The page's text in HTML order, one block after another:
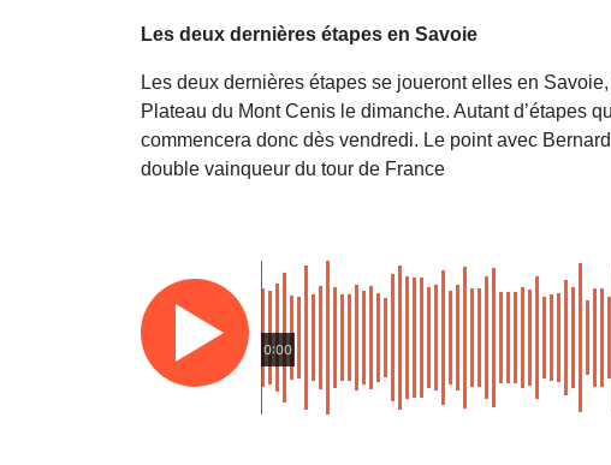
Les deux dernières étapes en Savoie
Les deux dernières étapes se joueront elles en
Plateau du Mont Cenis le dimanche. Autant d’étapes
commencera donc dès vendredi. Le point avec
double vainqueur du tour de France
0:00